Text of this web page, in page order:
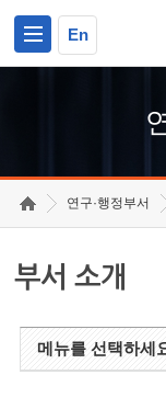
En
연구·행정부서
부서 소개
메뉴를 선택하세